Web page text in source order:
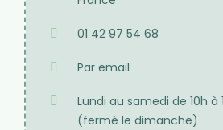
Des plantes rigoureusement